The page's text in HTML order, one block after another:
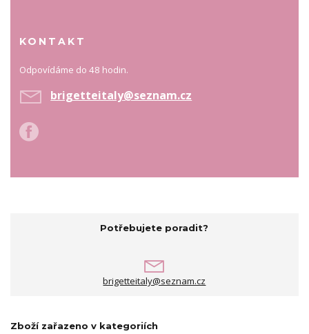
KONTAKT
Odpovídáme do 48 hodin.
brigetteitaly@seznam.cz
Potřebujete poradit?
brigetteitaly@seznam.cz
Zboží zařazeno v kategoriích